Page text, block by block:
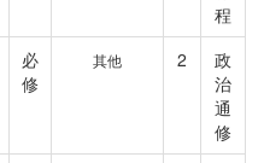
程
必
修
其他 2
政
治
通
修